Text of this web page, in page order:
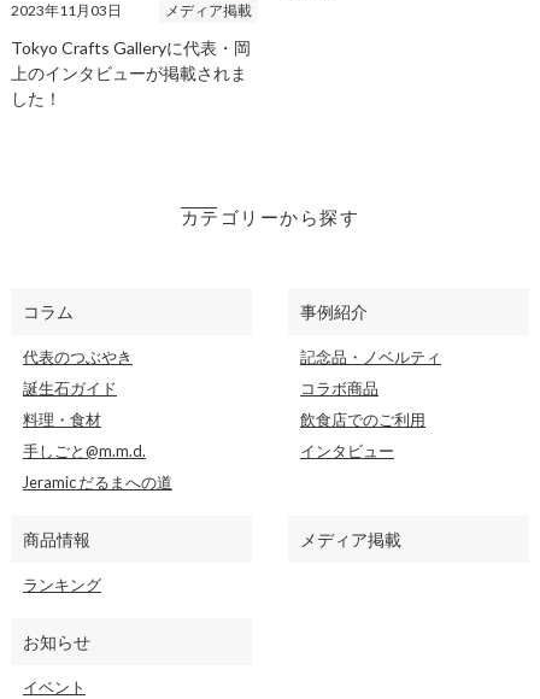
2023年11月03日 メディア掲載
Tokyo Crafts Galleryに代表・岡
上のインタビューが掲載されま
した！
カテゴリーから探す
コラム
代表のつぶやき
誕生石ガイド
料理・食材
手しごと@m.m.d.
Jeramic だるまへの道
事例紹介
記念品・ノベルティ
コラボ商品
飲食店でのご利用
インタビュー
商品情報
ランキング
メディア掲載
お知らせ
イベント